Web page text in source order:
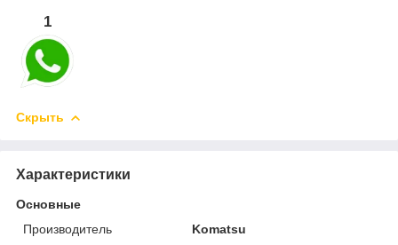
1
Скрыть
Характеристики
Основные
Производитель
Komatsu